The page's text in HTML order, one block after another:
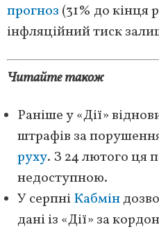
прогноз (31% до кінця
інфляційний тиск
Читайте також
Раніше у «Дії»
штрафів за
руху. З 24 лютого ця
недоступною.
У серпніКабмін
дані із «Дії» за